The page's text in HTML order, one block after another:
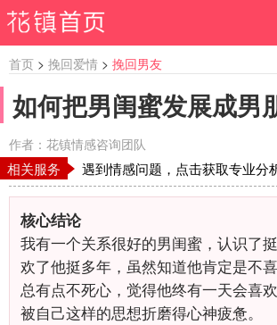
首页 > 挽回爱情 > 挽回男友
如何把男闺蜜发展成男
作者：花镇情感咨询团队
相关服务 遇到情感问题，点击获取专业分
核心结论
我有一个关系很好的男闺蜜，认识了
欢了他挺多年，虽然知道他肯定是不
总有点不死心，觉得他终有一天会喜
被自己这样的思想折磨得心神疲惫。